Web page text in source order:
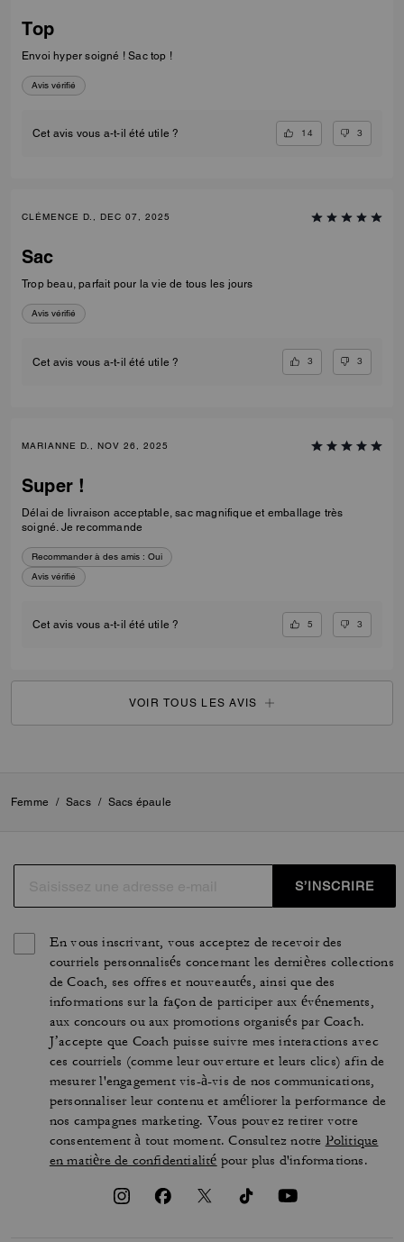
Top
Envoi hyper soigné ! Sac top !
Avis vérifié
Cet avis vous a-t-il été utile ? 14 3
CLÉMENCE D., DEC 07, 2025
Sac
Trop beau, parfait pour la vie de tous les jours
Avis vérifié
Cet avis vous a-t-il été utile ? 3 3
MARIANNE D., NOV 26, 2025
Super !
Délai de livraison acceptable, sac magnifique et emballage très
soigné. Je recommande
Recommander à des amis : Oui
Avis vérifié
Cet avis vous a-t-il été utile ? 5 3
VOIR TOUS LES AVIS
Femme / Sacs / Sacs épaule
S’INSCRIRE
En vous inscrivant, vous acceptez de recevoir des
courriels personnalisés concernant les dernières collections
de Coach, ses offres et nouveautés, ainsi que des
informations sur la façon de participer aux événements,
aux concours ou aux promotions organisés par Coach.
J’accepte que Coach puisse suivre mes interactions avec
ces courriels (comme leur ouverture et leurs clics) afin de
mesurer l'engagement vis-à-vis de nos communications,
personnaliser leur contenu et améliorer la performance de
nos campagnes marketing. Vous pouvez retirer votre
consentement à tout moment. Consultez notre Politique
en matière de confidentialité pour plus d'informations.